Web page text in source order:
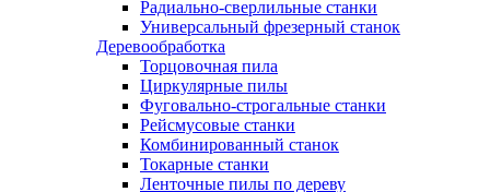
Радиально-сверлильные станки
Универсальный фрезерный станок
Деревообработка
Торцовочная пила
Циркулярные пилы
Фуговально-строгальные станки
Рейсмусовые станки
Комбинированный станок
Токарные станки
Ленточные пилы по дереву